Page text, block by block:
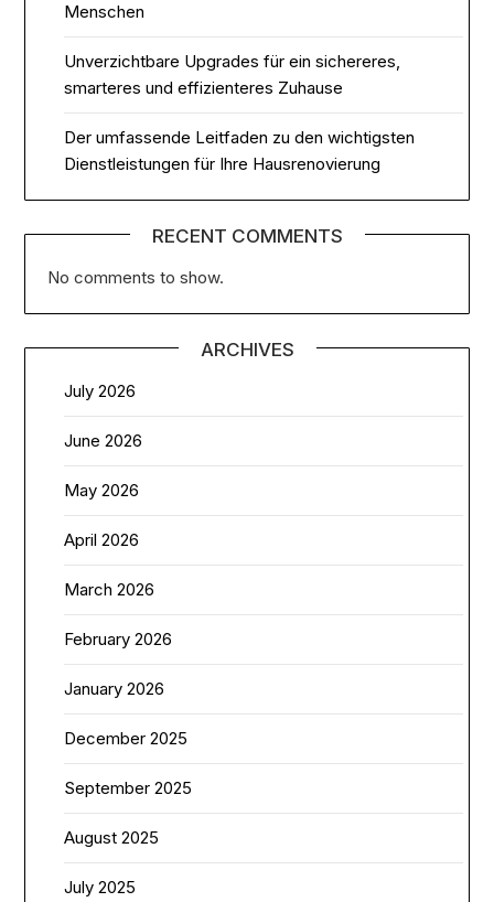
Menschen
Unverzichtbare Upgrades für ein sichereres,
smarteres und effizienteres Zuhause
Der umfassende Leitfaden zu den wichtigsten
Dienstleistungen für Ihre Hausrenovierung
RECENT COMMENTS
No comments to show.
ARCHIVES
July 2026
June 2026
May 2026
April 2026
March 2026
February 2026
January 2026
December 2025
September 2025
August 2025
July 2025